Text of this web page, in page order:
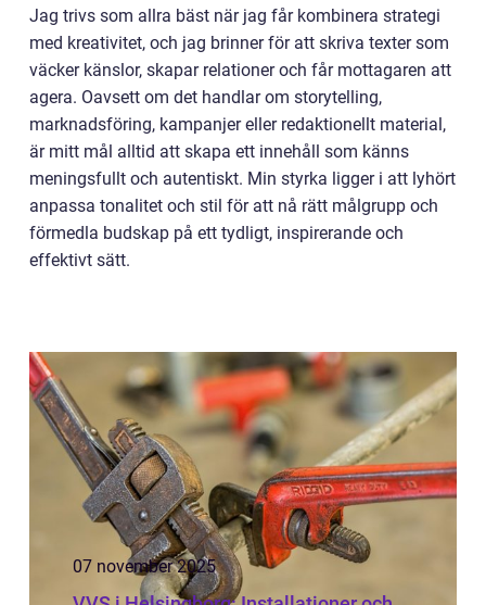
Jag trivs som allra bäst när jag får kombinera strategi
med kreativitet, och jag brinner för att skriva texter som
väcker känslor, skapar relationer och får mottagaren att
agera. Oavsett om det handlar om storytelling,
marknadsföring, kampanjer eller redaktionellt material,
är mitt mål alltid att skapa ett innehåll som känns
meningsfullt och autentiskt. Min styrka ligger i att lyhört
anpassa tonalitet och stil för att nå rätt målgrupp och
förmedla budskap på ett tydligt, inspirerande och
effektivt sätt.
07 november 2025